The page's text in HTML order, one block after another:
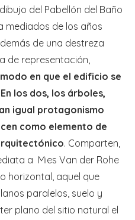
del Pabellón del Baño
mediados de los años
de una destreza
de representación,
en que el edificio se
los dos, los árboles,
igual protagonismo
como elemento de
. Comparten,
a Mies Van der Rohe
horizontal, aquel que
paralelos, suelo y
plano del sitio natural el